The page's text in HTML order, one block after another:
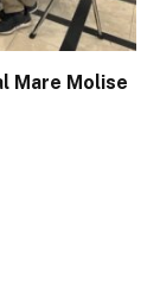
Mare Molise